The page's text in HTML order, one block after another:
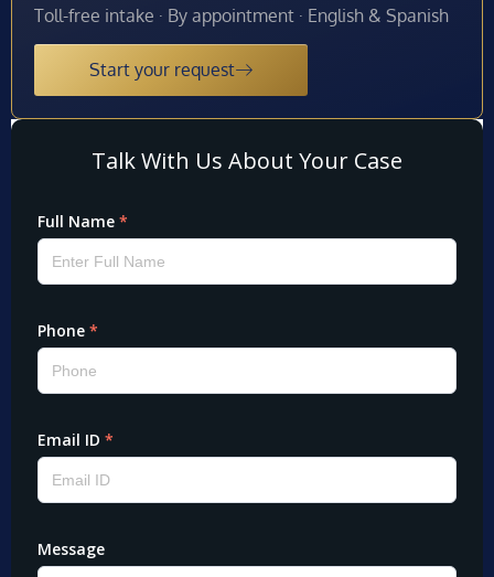
Toll-free intake · By appointment · English & Spanish
Start your request